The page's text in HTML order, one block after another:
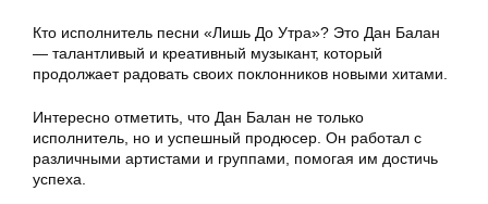
Кто исполнитель песни «Лишь До Утра»? Это Дан Балан
— талантливый и креативный музыкант, который
продолжает радовать своих поклонников новыми хитами.
Интересно отметить, что Дан Балан не только
исполнитель, но и успешный продюсер. Он работал с
различными артистами и группами, помогая им достичь
успеха.